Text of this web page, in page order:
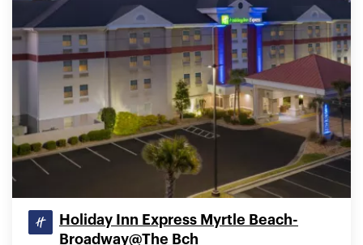
Holiday Inn Express Myrtle Beach-
Broadway@The Bch